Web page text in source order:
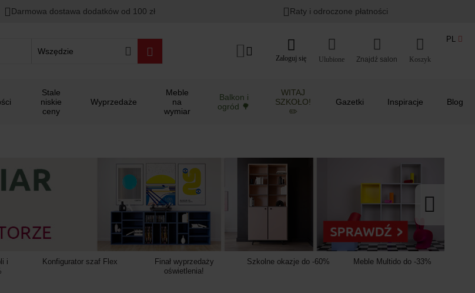
00 : Lato w ogrodzie i na balkonie >
Darmowa dostawa dodatków od 100 zł Raty i odroczone płatności
Wszędzie
Zaloguj się Ulubione Koszyk
PL
Stale
niskie
ceny
Wyprzedaże
Meble
na
wymiar
Balkon i
ogród 🌳
WITAJ
SZKOŁO!
✏️
Gazetki Inspiracje Blog
i
Konfigurator szaf Flex
Finał wyprzedaży
oświetlenia!
Szkolne okazje do -60% Meble Multido do -33%